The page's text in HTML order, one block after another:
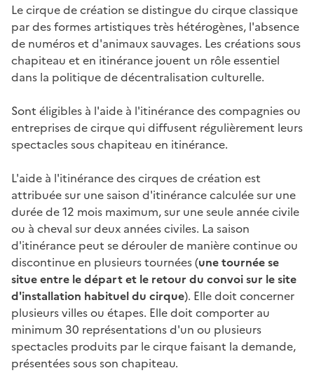
Le cirque de création se distingue du cirque classique
par des formes artistiques très hétérogènes, l'absence
de numéros et d'animaux sauvages. Les créations sous
chapiteau et en itinérance jouent un rôle essentiel
dans la politique de décentralisation culturelle.
Sont éligibles à l'aide à l'itinérance des compagnies ou
entreprises de cirque qui diffusent régulièrement leurs
spectacles sous chapiteau en itinérance.
L'aide à l'itinérance des cirques de création est
attribuée sur une saison d'itinérance calculée sur une
durée de 12 mois maximum, sur une seule année civile
ou à cheval sur deux années civiles. La saison
d'itinérance peut se dérouler de manière continue ou
discontinue en plusieurs tournées (une tournée se
situe entre le départ et le retour du convoi sur le site
d'installation habituel du cirque). Elle doit concerner
plusieurs villes ou étapes. Elle doit comporter au
minimum 30 représentations d'un ou plusieurs
spectacles produits par le cirque faisant la demande,
présentées sous son chapiteau.